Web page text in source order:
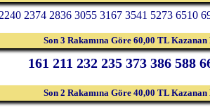
2374 2836 3055 3167 3541 5273 6510
Son 3 Rakamına Göre 60,00 TL
161 211 232 235 373 386 588
Son 2 Rakamına Göre 40,00 TL